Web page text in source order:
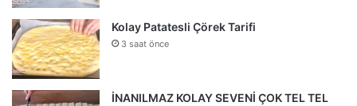
Kolay Patatesli Çörek Tarifi
3 saat önce
İNANILMAZ KOLAY SEVENİ ÇOK TEL TEL